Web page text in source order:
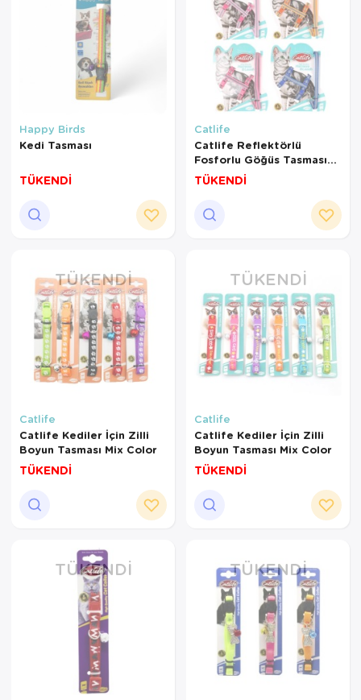
Happy Birds
Kedi Tasması
TÜKENDİ
Catlife
Catlife Reflektörlü
Fosforlu Göğüs Tasması
Gezdirme
TÜKENDİ
TÜKENDI
Catlife
Catlife Kediler İçin Zilli
Boyun Tasması Mix Color
TÜKENDİ
TÜKENDI
Catlife
Catlife Kediler İçin Zilli
Boyun Tasması Mix Color
TÜKENDİ
TÜKENDI TÜKENDI